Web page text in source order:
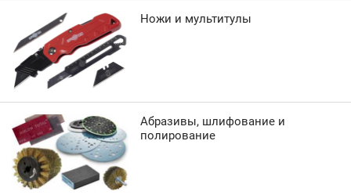
Ножи и мультитулы
Абразивы, шлифование и
полирование